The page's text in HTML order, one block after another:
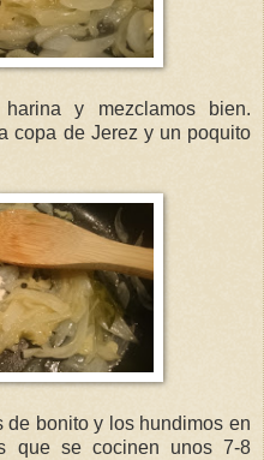
y mezclamos bien.
copa de Jerez y un poquito
de bonito y los hundimos en
que se cocinen unos 7-8